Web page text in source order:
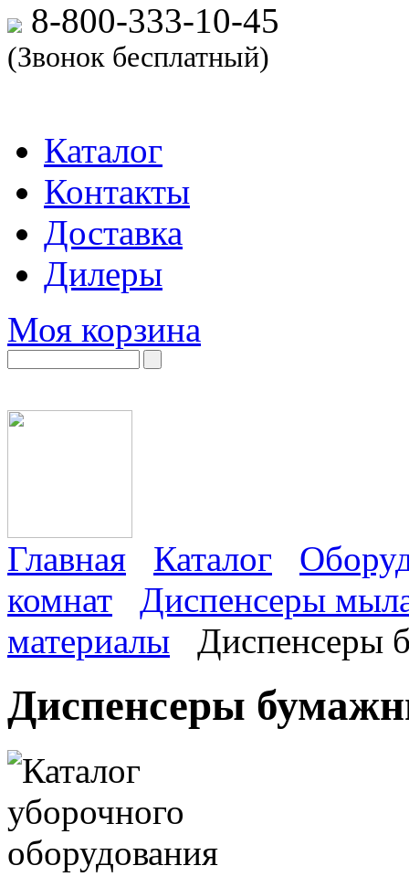
8-800-333-10-45
(Звонок бесплатный)
Каталог
Контакты
Доставка
Дилеры
Моя корзина
Главная Каталог
комнат
Диспенсеры
материалы
Диспенсеры
Диспенсеры